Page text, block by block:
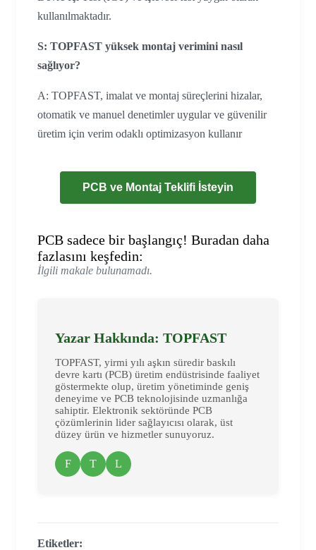
kullanılmaktadır.
S: TOPFAST yüksek montaj verimini nasıl
sağlıyor?
A: TOPFAST, imalat ve montaj süreçlerini hizalar,
otomatik ve manuel denetimler uygular ve güvenilir
üretim için verim odaklı optimizasyon kullanır
PCB ve Montaj Teklifi İsteyin
PCB sadece bir başlangıç! Buradan daha
fazlasını keşfedin:
İlgili makale bulunamadı.
Yazar Hakkında: TOPFAST
TOPFAST, yirmi yılı aşkın süredir baskılı
devre kartı (PCB) üretim endüstrisinde faaliyet
göstermekte olup, üretim yönetiminde geniş
deneyime ve PCB teknolojisinde uzmanlığa
sahiptir. Elektronik sektöründe PCB
çözümlerinin lider sağlayıcısı olarak, üst
düzey ürün ve hizmetler sunuyoruz.
F T L
Etiketler: